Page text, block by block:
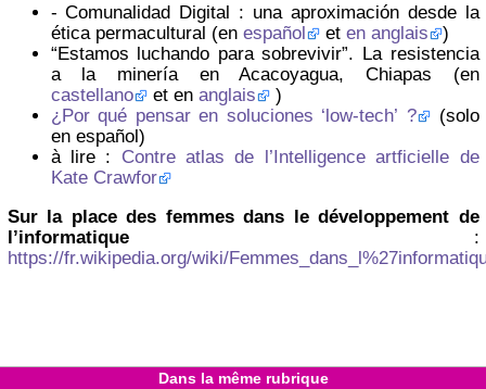
- Comunalidad Digital : una aproximación desde la
ética permacultural (en español et en anglais
)
“Estamos luchando para sobrevivir”. La resistencia
a la minería en Acacoyagua, Chiapas (en
castellano
et en anglais
)
¿Por qué pensar en soluciones ‘low-tech’ ?
(solo
en español)
à lire : Contre atlas de l’Intelligence artficielle de
Kate Crawfor
Sur la place des femmes dans le développement de
l’informatique
:
https://fr.wikipedia.org/wiki/
Dans la même rubrique